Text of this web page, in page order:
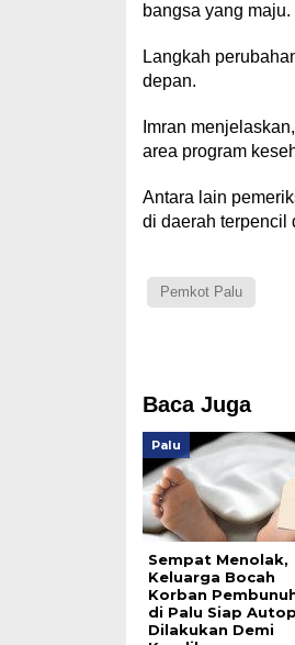
bangsa yang maju.
Langkah
depan.
Imran
area program
Antara lain
di daerah terpencil
Pemkot Palu
Baca Juga
Palu
Sempat Menolak,
Keluarga Bocah
Korban
di Palu Siap
Dilakukan Demi